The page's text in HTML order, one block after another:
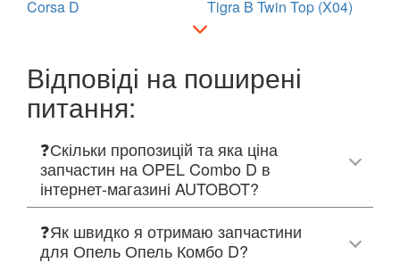
Corsa D
Tigra B Twin Top (X04)
Відповіді на поширені
питання:
❓Скільки пропозицій та яка ціна
запчастин на OPEL Combo D в
інтернет-магазині AUTOBOT?
❓Як швидко я отримаю запчастини
для Опель Опель Комбо D?